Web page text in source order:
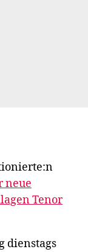
neue
Tenor
dienstags